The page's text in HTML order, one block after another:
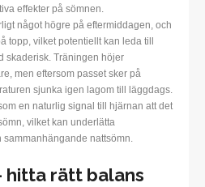
effekter på sömnen.
något högre på eftermiddagen, och
topp, vilket potentiellt kan leda till
skaderisk. Träningen höjer
men eftersom passet sker på
sjunka igen lagom till läggdags.
en naturlig signal till hjärnan att det
vilket kan underlätta
nattsömn.
hitta rätt balans